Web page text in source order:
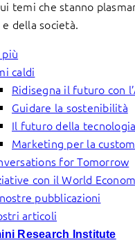
temi che stanno
e della società.
caldi
Ridisegna il futuro con
Guidare la sostenibilità
Il futuro della tecnologia
Marketing per la
for Tomorrow
con il World
pubblicazioni
articoli
Research Institute